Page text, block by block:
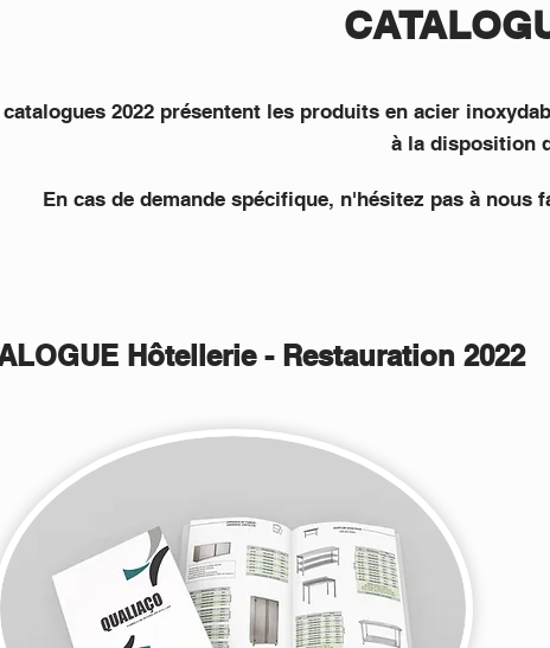
catalogues 2022 présentent les produits en acier
à la disposition
En cas de demande spécifique, n'hésitez pas à
Hôtellerie - Restauration 2022